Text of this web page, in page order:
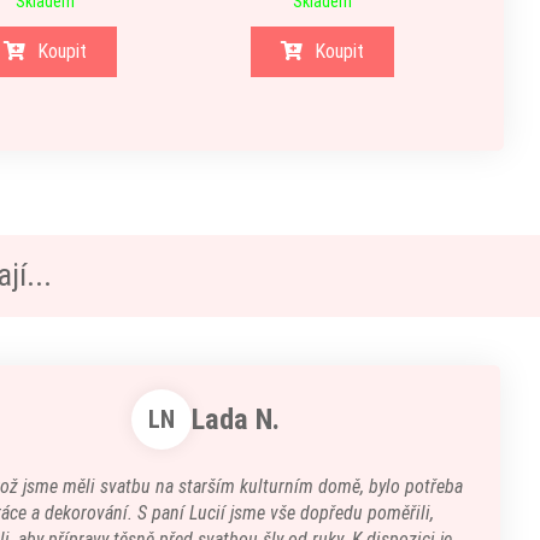
Koupit Koupit
LN Lada N.
jsme měli svatbu na starším kulturním domě, bylo potřeba
a dekorování. S paní Lucií jsme vše dopředu poměřili,